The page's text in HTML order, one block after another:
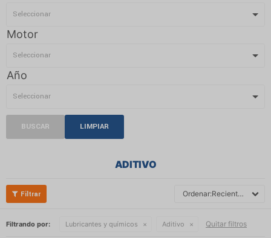
Motor
Año
BUSCAR LIMPIAR
ADITIVO
Recientes
Filtrando por: Lubricantes y químicos Aditivo Quitar filtros